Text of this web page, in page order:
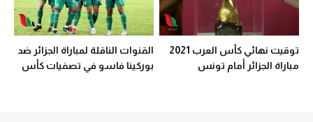
توقيت نهائي كأس العرب 2021
مباراة الجزائر أمام تونس
القنوات الناقلة لمباراة الجزائر ضد
بوركينا فاسو في تصفيات كأس